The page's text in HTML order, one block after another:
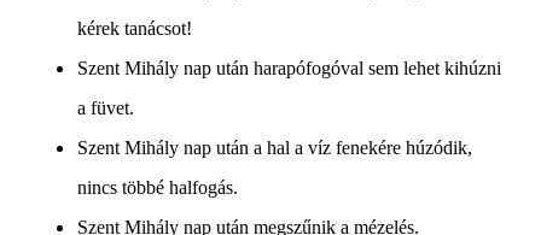
kérek tanácsot!
Szent Mihály nap után harapófogóval sem lehet kihúzni
a füvet.
Szent Mihály nap után a hal a víz fenekére húzódik,
nincs többé halfogás.
Szent Mihály nap után megszűnik a mézelés.